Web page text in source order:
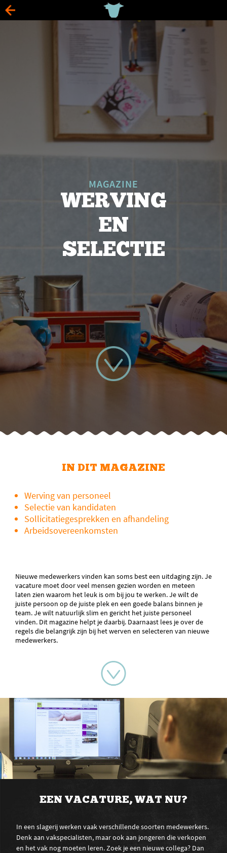
MAGAZINE
WERVING
EN
SELECTIE
IN DIT MAGAZINE
Werving van personeel
Selectie van kandidaten
Sollicitatiegesprekken en afhandeling
Arbeidsovereenkomsten
Nieuwe medewerkers vinden kan soms best een uitdaging zijn. Je
vacature moet door veel mensen gezien worden en meteen
laten zien waarom het leuk is om bij jou te werken. Je wilt de
juiste persoon op de juiste plek en een goede balans binnen je
team. Je wilt natuurlijk slim en gericht het juiste personeel
vinden. Dit magazine helpt je daarbij. Daarnaast lees je over de
regels die belangrijk zijn bij het werven en selecteren van nieuwe
medewerkers.
EEN VACATURE, WAT NU?
In een slagerij werken vaak verschillende soorten medewerkers.
Denk aan vakspecialisten, maar ook aan jongeren die verkopen
en het vak nog moeten leren. Zoek je een nieuwe collega? Dan